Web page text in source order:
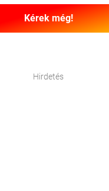
Kérek még!
Hirdetés